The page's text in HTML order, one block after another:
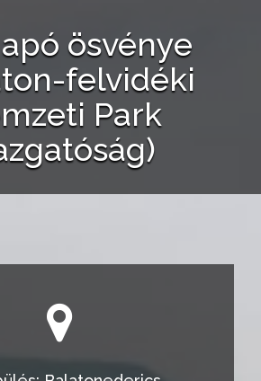
ösvénye
felvidéki
Park